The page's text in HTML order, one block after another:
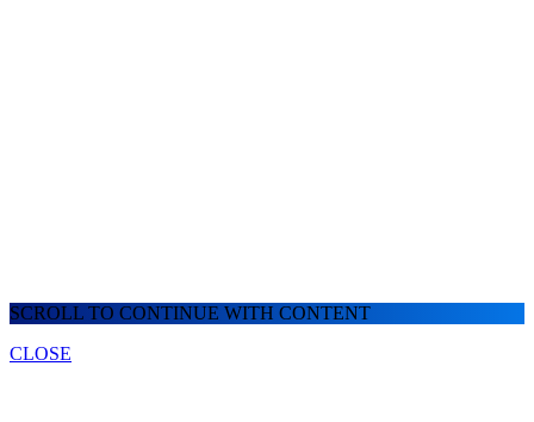
SCROLL TO CONTINUE WITH CONTENT
CLOSE